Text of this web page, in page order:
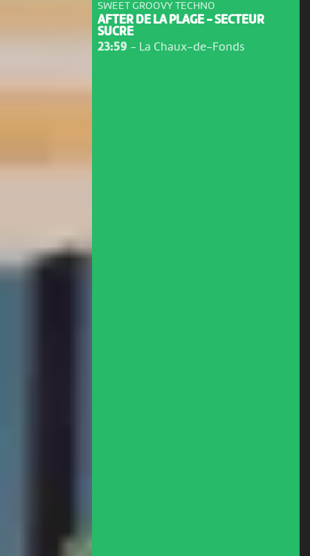
SWEET GROOVY TECHNO
AFTER DE LA PLAGE - SECTEUR
SUCRE
23:59 - La Chaux-de-Fonds